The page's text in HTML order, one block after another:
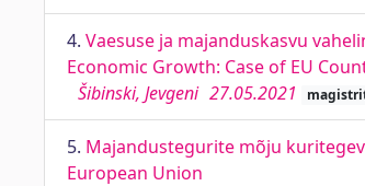
4. Vaesuse ja majanduskasvu
Economic Growth: Case of EU
Šibinski, Jevgeni 27.05.2021
5. Majandustegurite mõju
European Union